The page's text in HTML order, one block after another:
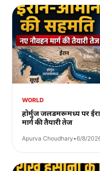
WORLD
होर्मुज जलडमरूमध्य पर
मार्ग की तैयारी तेज
Apurva Choudhary•6/8/